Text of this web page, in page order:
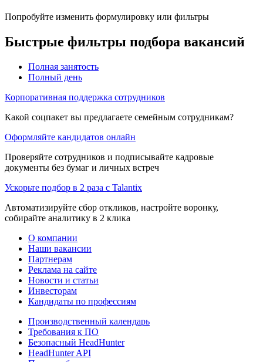
Попробуйте изменить формулировку или фильтры
Быстрые фильтры подбора вакансий
Полная занятость
Полный день
Корпоративная поддержка сотрудников
Какой соцпакет вы предлагаете семейным сотрудникам?
Оформляйте кандидатов онлайн
Проверяйте сотрудников и подписывайте кадровые
документы без бумаг и личных встреч
Ускорьте подбор в 2 раза с Talantix
Автоматизируйте сбор откликов, настройте воронку,
собирайте аналитику в 2 клика
О компании
Наши вакансии
Партнерам
Реклама на сайте
Новости и статьи
Инвесторам
Кандидаты по профессиям
Производственный календарь
Требования к ПО
Безопасный HeadHunter
HeadHunter API